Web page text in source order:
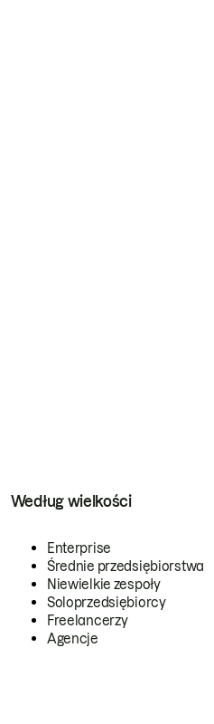
Według wielkości
Enterprise
Średnie przedsiębiorstwa
Niewielkie zespoły
Soloprzedsiębiorcy
Freelancerzy
Agencje